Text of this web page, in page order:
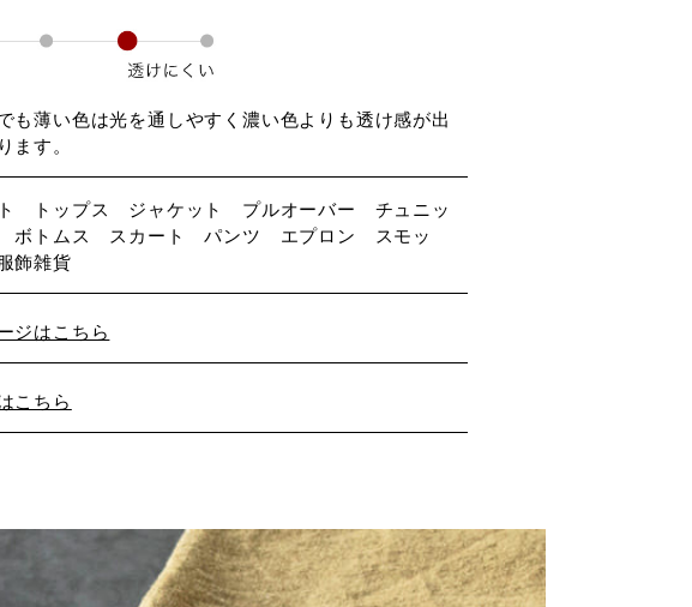
も薄い色は光を通しやすく濃い色よりも透け感が出
ます。
トップス ジャケット プルオーバー チュニッ
ボトムス スカート パンツ エプロン スモッ
雑貨
ジはこちら
こちら